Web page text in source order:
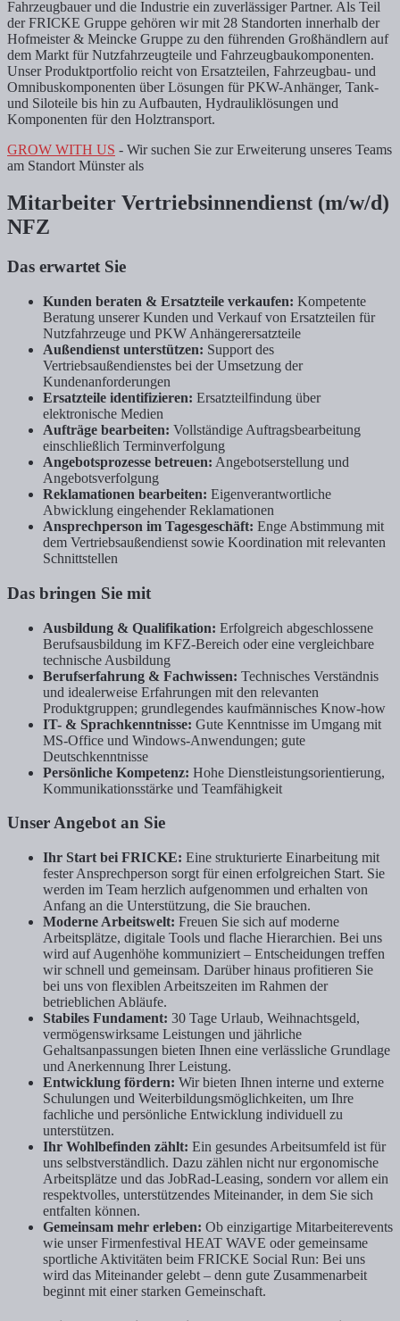
Fahrzeugbauer und die Industrie ein zuverlässiger Partner. Als Teil
der FRICKE Gruppe gehören wir mit 28 Standorten innerhalb der
Hofmeister & Meincke Gruppe zu den führenden Großhändlern auf
dem Markt für Nutzfahrzeugteile und Fahrzeugbaukomponenten.
Unser Produktportfolio reicht von Ersatzteilen, Fahrzeugbau- und
Omnibuskomponenten über Lösungen für PKW-Anhänger, Tank-
und Siloteile bis hin zu Aufbauten, Hydrauliklösungen und
Komponenten für den Holztransport.
GROW WITH US - Wir suchen Sie zur Erweiterung unseres Teams
am Standort Münster als
Mitarbeiter Vertriebsinnendienst (m/w/d)
NFZ
Das erwartet Sie
Kunden beraten & Ersatzteile verkaufen: Kompetente
Beratung unserer Kunden und Verkauf von Ersatzteilen für
Nutzfahrzeuge und PKW Anhängerersatzteile
Außendienst unterstützen: Support des
Vertriebsaußendienstes bei der Umsetzung der
Kundenanforderungen
Ersatzteile identifizieren: Ersatzteilfindung über
elektronische Medien
Aufträge bearbeiten: Vollständige Auftragsbearbeitung
einschließlich Terminverfolgung
Angebotsprozesse betreuen: Angebotserstellung und
Angebotsverfolgung
Reklamationen bearbeiten: Eigenverantwortliche
Abwicklung eingehender Reklamationen
Ansprechperson im Tagesgeschäft: Enge Abstimmung mit
dem Vertriebsaußendienst sowie Koordination mit relevanten
Schnittstellen
Das bringen Sie mit
Ausbildung & Qualifikation: Erfolgreich abgeschlossene
Berufsausbildung im KFZ-Bereich oder eine vergleichbare
technische Ausbildung
Berufserfahrung & Fachwissen: Technisches Verständnis
und idealerweise Erfahrungen mit den relevanten
Produktgruppen; grundlegendes kaufmännisches Know-how
IT- & Sprachkenntnisse: Gute Kenntnisse im Umgang mit
MS-Office und Windows-Anwendungen; gute
Deutschkenntnisse
Persönliche Kompetenz: Hohe Dienstleistungsorientierung,
Kommunikationsstärke und Teamfähigkeit
Unser Angebot an Sie
Ihr Start bei FRICKE: Eine strukturierte Einarbeitung mit
fester Ansprechperson sorgt für einen erfolgreichen Start. Sie
werden im Team herzlich aufgenommen und erhalten von
Anfang an die Unterstützung, die Sie brauchen.
Moderne Arbeitswelt: Freuen Sie sich auf moderne
Arbeitsplätze, digitale Tools und flache Hierarchien. Bei uns
wird auf Augenhöhe kommuniziert – Entscheidungen treffen
wir schnell und gemeinsam. Darüber hinaus profitieren Sie
bei uns von flexiblen Arbeitszeiten im Rahmen der
betrieblichen Abläufe.
Stabiles Fundament: 30 Tage Urlaub, Weihnachtsgeld,
vermögenswirksame Leistungen und jährliche
Gehaltsanpassungen bieten Ihnen eine verlässliche Grundlage
und Anerkennung Ihrer Leistung.
Entwicklung fördern: Wir bieten Ihnen interne und externe
Schulungen und Weiterbildungsmöglichkeiten, um Ihre
fachliche und persönliche Entwicklung individuell zu
unterstützen.
Ihr Wohlbefinden zählt: Ein gesundes Arbeitsumfeld ist für
uns selbstverständlich. Dazu zählen nicht nur ergonomische
Arbeitsplätze und das JobRad-Leasing, sondern vor allem ein
respektvolles, unterstützendes Miteinander, in dem Sie sich
entfalten können.
Gemeinsam mehr erleben: Ob einzigartige Mitarbeiterevents
wie unser Firmenfestival HEAT WAVE oder gemeinsame
sportliche Aktivitäten beim FRICKE Social Run: Bei uns
wird das Miteinander gelebt – denn gute Zusammenarbeit
beginnt mit einer starken Gemeinschaft.